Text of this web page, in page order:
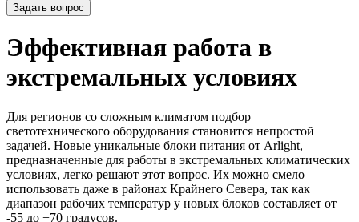
Задать вопрос
Эффективная работа в
экстремальных условиях
Для регионов со сложным климатом подбор
светотехнического оборудования становится непростой
задачей. Новые уникальные блоки питания от Arlight,
предназначенные для работы в экстремальных климатических
условиях, легко решают этот вопрос. Их можно смело
использовать даже в районах Крайнего Севера, так как
диапазон рабочих температур у новых блоков составляет от
-55 до +70 градусов.